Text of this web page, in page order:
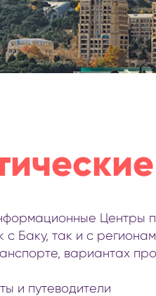
на свежем воздухе
Центры
с Баку, так и с
вариантах
и путеводители